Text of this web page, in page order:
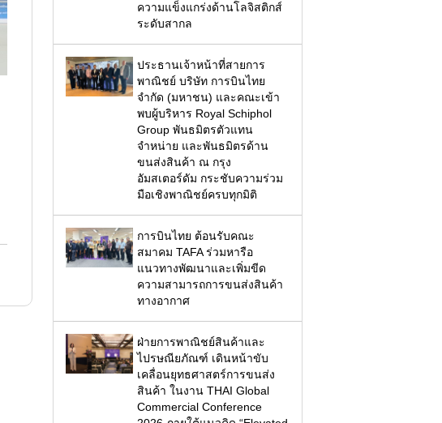
ความแข็งแกร่งด้านโลจิสติกส์
ระดับสากล
ประธานเจ้าหน้าที่สายการ
พาณิชย์ บริษัท การบินไทย
จำกัด (มหาชน) และคณะเข้า
พบผู้บริหาร Royal Schiphol
Group พันธมิตรตัวแทน
จำหน่าย และพันธมิตรด้าน
ขนส่งสินค้า ณ กรุง
อัมสเตอร์ดัม กระชับความร่วม
มือเชิงพาณิชย์ครบทุกมิติ
การบินไทย ต้อนรับคณะ
สมาคม TAFA ร่วมหารือ
แนวทางพัฒนาและเพิ่มขีด
ความสามารถการขนส่งสินค้า
ทางอากาศ
ฝ่ายการพาณิชย์สินค้าและ
ไปรษณียภัณฑ์ เดินหน้าขับ
เคลื่อนยุทธศาสตร์การขนส่ง
สินค้า ในงาน THAI Global
Commercial Conference